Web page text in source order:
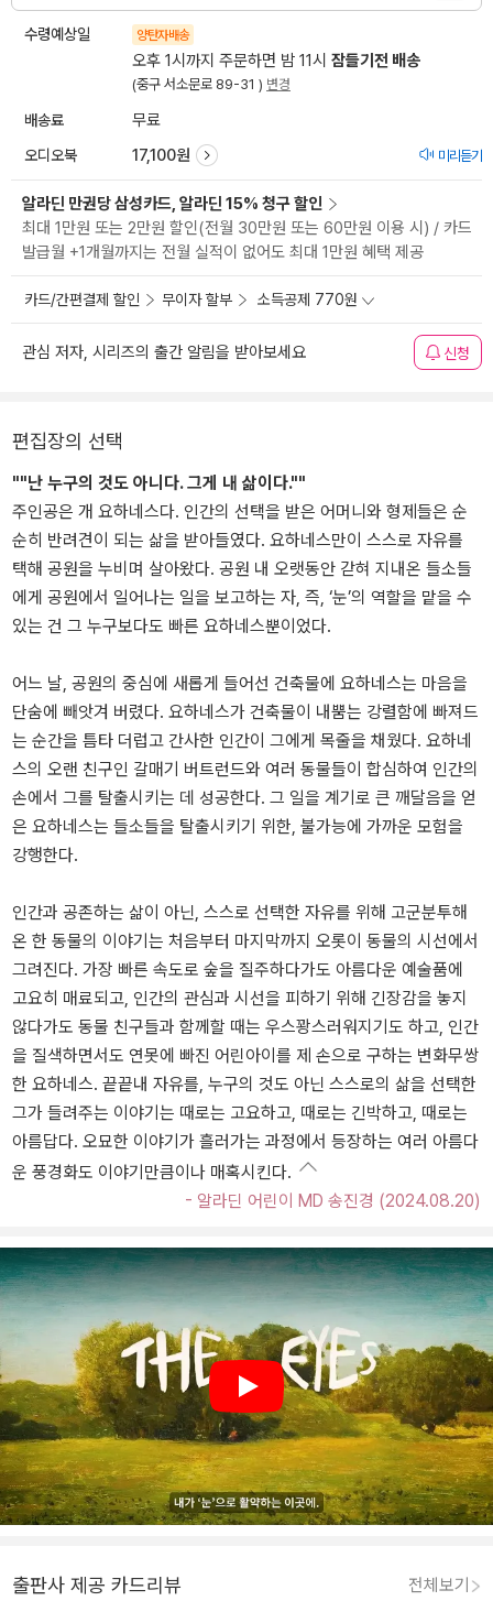
수령예상일 양탄자배송
오후 1시까지 주문하면 밤 11시 잠들기전 배송
(중구 서소문로 89-31 ) 변경
배송료 무료
오디오북 17,100원 미리듣기
알라딘 만권당 삼성카드, 알라딘 15% 청구 할인
최대 1만원 또는 2만원 할인(전월 30만원 또는 60만원 이용 시) / 카드
발급월 +1개월까지는 전월 실적이 없어도 최대 1만원 혜택 제공
카드/간편결제 할인 무이자 할부 소득공제 770원
관심 저자, 시리즈의 출간 알림을 받아보세요 신청
편집장의 선택
""난 누구의 것도 아니다. 그게 내 삶이다.""
주인공은 개 요하네스다. 인간의 선택을 받은 어머니와 형제들은 순
순히 반려견이 되는 삶을 받아들였다. 요하네스만이 스스로 자유를
택해 공원을 누비며 살아왔다. 공원 내 오랫동안 갇혀 지내온 들소들
에게 공원에서 일어나는 일을 보고하는 자, 즉, ‘눈’의 역할을 맡을 수
있는 건 그 누구보다도 빠른 요하네스뿐이었다.
어느 날, 공원의 중심에 새롭게 들어선 건축물에 요하네스는 마음을
단숨에 빼앗겨 버렸다. 요하네스가 건축물이 내뿜는 강렬함에 빠져드
는 순간을 틈타 더럽고 간사한 인간이 그에게 목줄을 채웠다. 요하네
스의 오랜 친구인 갈매기 버트런드와 여러 동물들이 합심하여 인간의
손에서 그를 탈출시키는 데 성공한다. 그 일을 계기로 큰 깨달음을 얻
은 요하네스는 들소들을 탈출시키기 위한, 불가능에 가까운 모험을
강행한다.
인간과 공존하는 삶이 아닌, 스스로 선택한 자유를 위해 고군분투해
온 한 동물의 이야기는 처음부터 마지막까지 오롯이 동물의 시선에서
그려진다. 가장 빠른 속도로 숲을 질주하다가도 아름다운 예술품에
고요히 매료되고, 인간의 관심과 시선을 피하기 위해 긴장감을 놓지
않다가도 동물 친구들과 함께할 때는 우스꽝스러워지기도 하고, 인간
을 질색하면서도 연못에 빠진 어린아이를 제 손으로 구하는 변화무쌍
한 요하네스. 끝끝내 자유를, 누구의 것도 아닌 스스로의 삶을 선택한
그가 들려주는 이야기는 때로는 고요하고, 때로는 긴박하고, 때로는
아름답다. 오묘한 이야기가 흘러가는 과정에서 등장하는 여러 아름다
운 풍경화도 이야기만큼이나 매혹시킨다.
- 알라딘 어린이 MD 송진경 (2024.08.20)
Play
출판사 제공 카드리뷰 전체보기